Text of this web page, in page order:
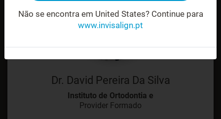
Dr. David Pereira Da Silva
Instituto de Ortodontia e
Provider Formado
Não se encontra em United States? Continue para
www.invisalign.pt